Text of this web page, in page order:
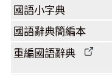
國語小字典
國語辭典簡編本
重編國語辭典